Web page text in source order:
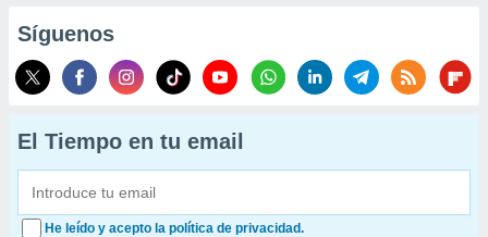
Síguenos
El Tiempo en tu email
He leído y acepto la política de privacidad.